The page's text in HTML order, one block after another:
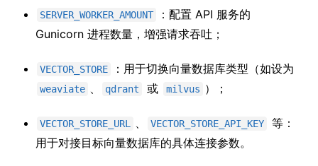
SERVER_WORKER_AMOUNT
：配置 API 服务的
Gunicorn 进程数量，增强请求吞吐；
VECTOR_STORE ：用于切换向量数据库类型（如设为
weaviate qdrant 或 milvus ）；
VECTOR_STORE_URL VECTOR_STORE_API_KEY
等：
用于对接目标向量数据库的具体连接参数。